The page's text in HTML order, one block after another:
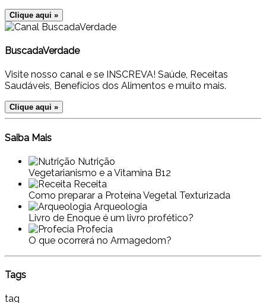
Clique aqui »
BuscadaVerdade
Visite nosso canal e se INSCREVA! Saúde, Receitas
Saudáveis, Benefícios dos Alimentos e muito mais.
Clique aqui »
Saiba Mais
Nutrição
Vegetarianismo e a Vitamina B12
Receita
Como preparar a Proteína Vegetal Texturizada
Arqueologia
Livro de Enoque é um livro profético?
Profecia
O que ocorrerá no Armagedom?
Tags
tag